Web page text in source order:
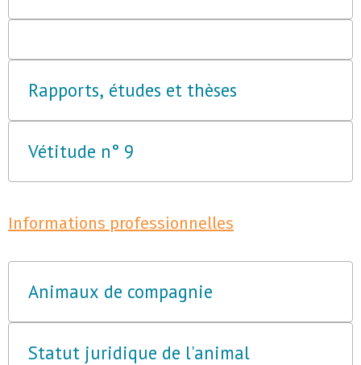
Rapports, études et thèses
Vétitude n° 9
Informations professionnelles
Animaux de compagnie
Statut juridique de l'animal